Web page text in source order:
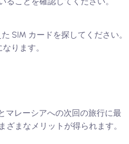
SIM カードを探してください。
ります。
マレーシアへの次回の旅行に最
まなメリットが得られます。